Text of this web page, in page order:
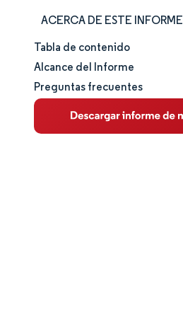
ACERCA DE ESTE INFORME
Tamaño y cuota de mercado
Análisis de mercado
Tendencias e ideas
Tabla de contenido
Alcance del Informe
Preguntas frecuentes